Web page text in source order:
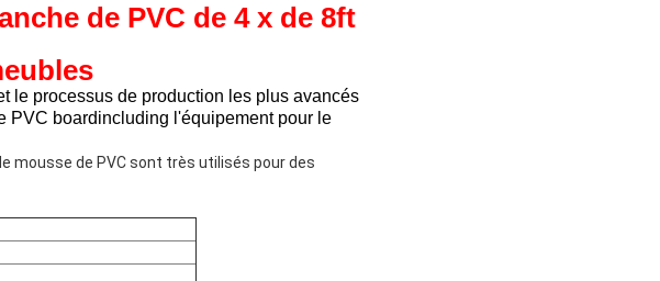
de PVC de 4x de 8ft
le processus de production les plus avancés
PVC boardincluding l'équipement pour le
mousse de PVC sont très utilisés pour des